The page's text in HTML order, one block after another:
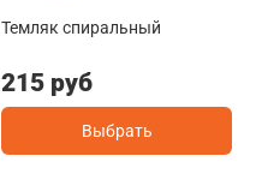
Темляк спиральный
215 руб
Выбрать